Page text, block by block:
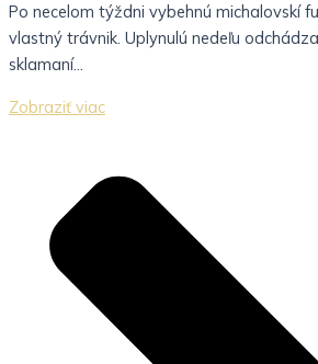
Po necelom týždni vybehnú michalovskí
vlastný trávnik. Uplynulú nedeľu
sklamaní...
Zobraziť viac